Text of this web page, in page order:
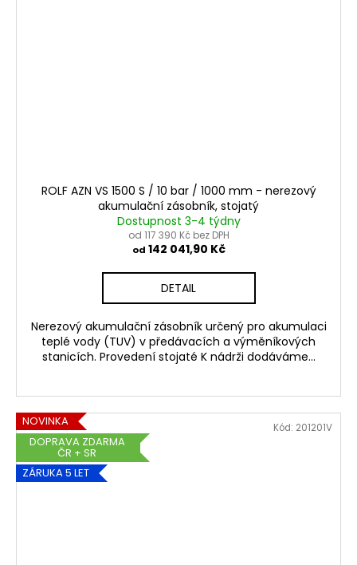
ROLF AZN VS 1500 S / 10 bar / 1000 mm - nerezový
akumulační zásobník, stojatý
Dostupnost 3-4 týdny
od 117 390 Kč bez DPH
od 142 041,90 Kč
DETAIL
Nerezový akumulační zásobník určený pro akumulaci
teplé vody (TUV) v předávacích a výměníkových
stanicích. Provedení stojaté K nádrži dodáváme...
NOVINKA
DOPRAVA ZDARMA
ČR + SR
ZÁRUKA 5 LET
Kód: 201201V